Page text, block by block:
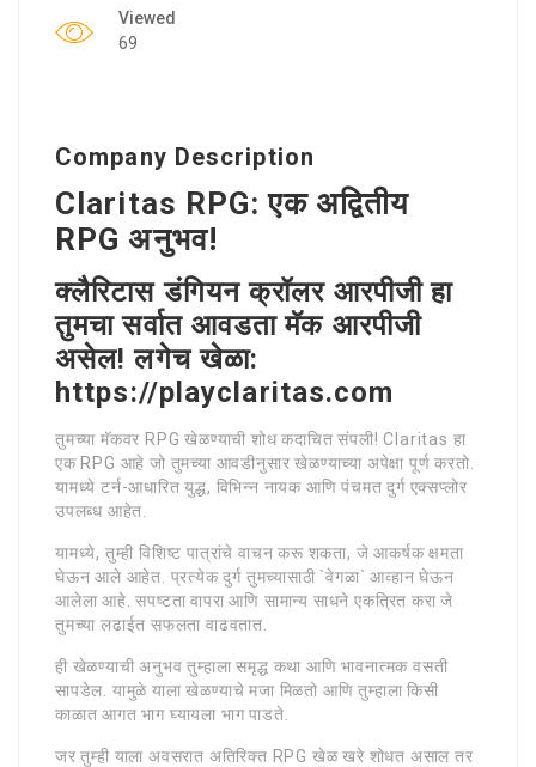
Viewed
69
Company Description
Claritas RPG: एक अद्वितीय
RPG अनुभव!
क्लैरिटास डंगियन क्रॉलर आरपीजी हा
तुमचा सर्वात आवडता मॅक आरपीजी
असेल! लगेच खेळा:
https://playclaritas.com
तुमच्या मॅकवर RPG खेळण्याची शोध कदाचित संपली! Claritas हा
एक RPG आहे जो तुमच्या आवडीनुसार खेळण्याच्या अपेक्षा पूर्ण करतो.
यामध्ये टर्न-आधारित युद्ध, विभिन्न नायक आणि पंचमत दुर्ग एक्सप्लोर
उपलब्ध आहेत.
यामध्ये, तुम्ही विशिष्ट पात्रांचे वाचन करू शकता, जे आकर्षक क्षमता
घेऊन आले आहेत. प्रत्येक दुर्ग तुमच्यासाठी `वेगळा` आव्हान घेऊन
आलेला आहे. सपष्टता वापरा आणि सामान्य साधने एकत्रित करा जे
तुमच्या लढाईत सफलता वाढवतात.
ही खेळण्याची अनुभव तुम्हाला समृद्ध कथा आणि भावनात्मक वसती
सापडेल. यामुळे याला खेळण्याचे मजा मिळतो आणि तुम्हाला किसी
काळात आगत भाग घ्यायला भाग पाडते.
जर तुम्ही याला अवसरात अतिरिक्त RPG खेळ खरे शोधत असाल तर